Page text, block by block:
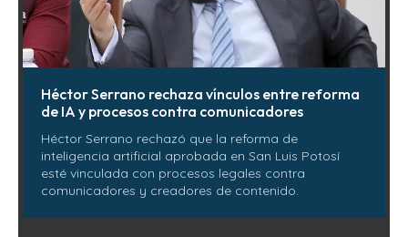
Héctor Serrano rechaza vínculos entre reforma
de IA y procesos contra comunicadores
Héctor Serrano rechazó que la reforma de
inteligencia artificial aprobada en San Luis Potosí
esté vinculada con procesos legales contra
comunicadores y creadores de contenido.